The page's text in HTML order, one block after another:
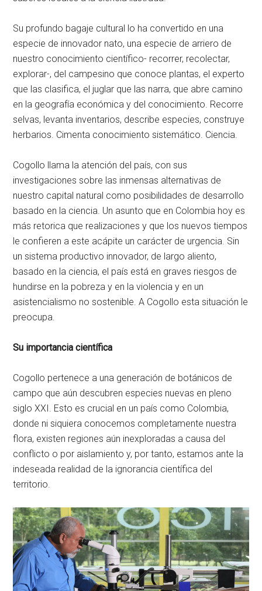
Su profundo bagaje cultural lo ha convertido en una
especie de innovador nato, una especie de arriero de
nuestro conocimiento científico- recorrer, recolectar,
explorar-, del campesino que conoce plantas, el experto
que las clasifica, el juglar que las narra, que abre camino
en la geografía económica y del conocimiento. Recorre
selvas, levanta inventarios, describe especies, construye
herbarios. Cimenta conocimiento sistemático. Ciencia.
Cogollo llama la atención del país, con sus
investigaciones sobre las inmensas alternativas de
nuestro capital natural como posibilidades de desarrollo
basado en la ciencia. Un asunto que en Colombia hoy es
más retorica que realizaciones y que los nuevos tiempos
le confieren a este acápite un carácter de urgencia. Sin
un sistema productivo innovador, de largo aliento,
basado en la ciencia, el país está en graves riesgos de
hundirse en la pobreza y en la violencia y en un
asistencialismo no sostenible. A Cogollo esta situación le
preocupa.
Su importancia científica
Cogollo pertenece a una generación de botánicos de
campo que aún descubren especies nuevas en pleno
siglo XXI. Esto es crucial en un país como Colombia,
donde ni siquiera conocemos completamente nuestra
flora, existen regiones aún inexploradas a causa del
conflicto o por aislamiento y, por tanto, estamos ante la
indeseada realidad de la ignorancia científica del
territorio.